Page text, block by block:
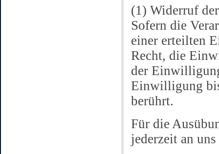
(1) Widerruf
Sofern die
einer erteilten
Recht, die
der
Einwilligung
berührt.
Für die
jederzeit an